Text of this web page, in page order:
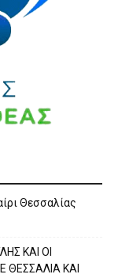
Θεσσαλίας
ΚΑΙ ΟΙ
ΘΕΣΣΑΛΙΑ ΚΑΙ